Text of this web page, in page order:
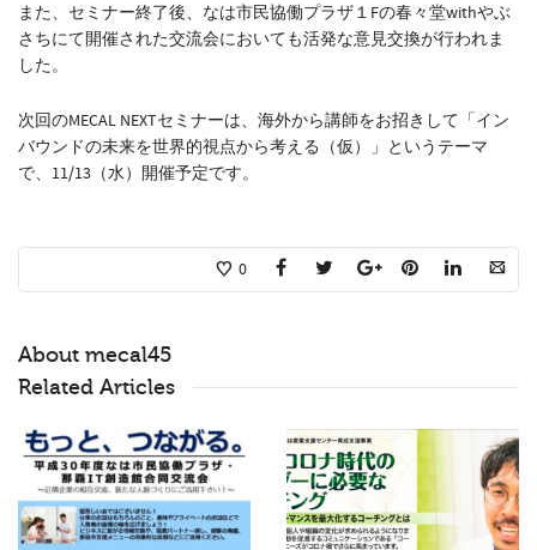
また、セミナー終了後、なは市民協働プラザ１Fの春々堂withやぶ
さちにて開催された交流会においても活発な意見交換が行われま
した。
次回のMECAL NEXTセミナーは、海外から講師をお招きして「イン
バウンドの未来を世界的視点から考える（仮）」というテーマ
で、11/13（水）開催予定です。
0
About mecal45
Related Articles